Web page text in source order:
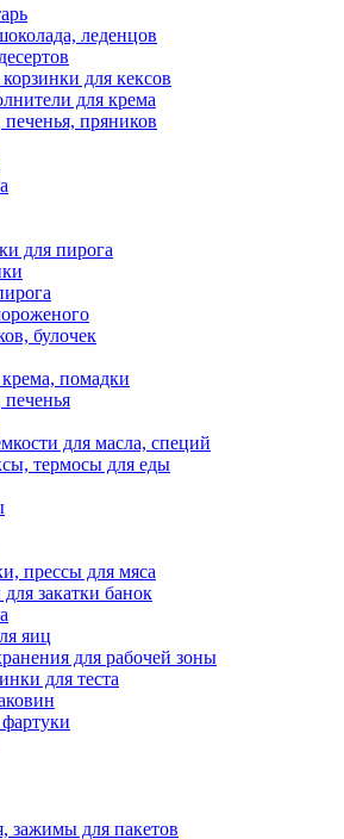
леденцов
для кексов
для крема
пряников
для пирога
булочек
помадки
для масла, специй
термосы для еды
прессы для мяса
закатки банок
яиц
для рабочей зоны
для теста
зажимы для пакетов